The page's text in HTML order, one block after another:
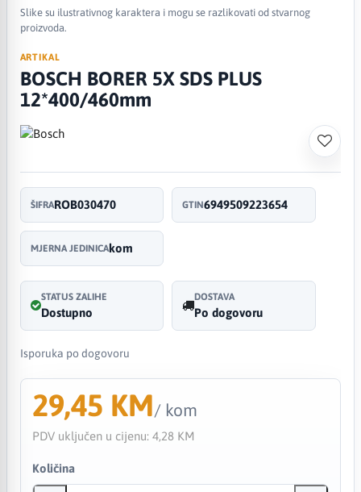
Slike su ilustrativnog karaktera i mogu se razlikovati od stvarnog
proizvoda.
ARTIKAL
BOSCH BORER 5X SDS PLUS
12*400/460mm
ŠIFRAROB030470 GTIN6949509223654
MJERNA JEDINICAkom
STATUS ZALIHE
Dostupno
DOSTAVA
Po dogovoru
Isporuka po dogovoru
29,45 KM/ kom
PDV uključen u cijenu: 4,28 KM
Količina